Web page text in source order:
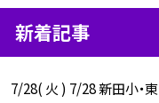
新着記事
7/28( 火 ) 7/28 新田小・